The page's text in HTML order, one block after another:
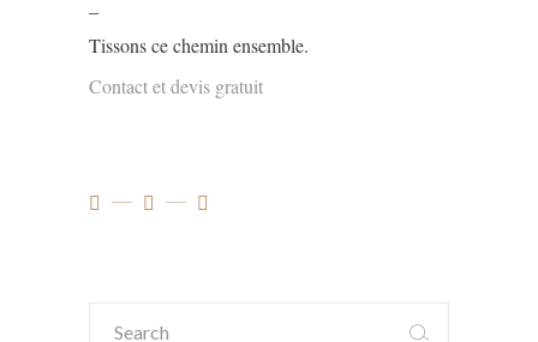
Tissons ce chemin ensemble.
Contact et devis gratuit
Search
for: